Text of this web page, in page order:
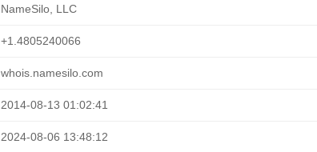
NameSilo, LLC
+1.4805240066
whois.namesilo.com
2014-08-13 01:02:41
2024-08-06 13:48:12